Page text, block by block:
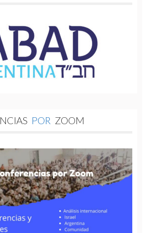
POR ZOOM